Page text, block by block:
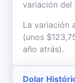
variación del
La variación
(unos
año atrás).
Dolar